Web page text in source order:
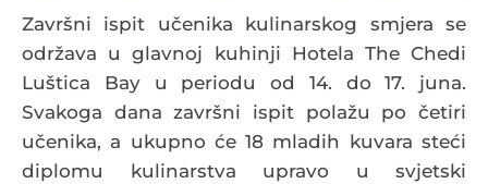
Završni ispit učenika kulinarskog smjera se
održava u glavnoj kuhinji Hotela The Chedi
Luštica Bay u periodu od 14. do 17. juna.
Svakoga dana završni ispit polažu po četiri
učenika, a ukupno će 18 mladih kuvara steći
diplomu kulinarstva upravo u svjetski